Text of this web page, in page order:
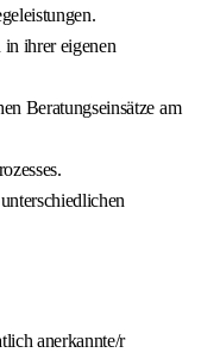
ihrer eigenen
Beratungseinsätze am
anerkannte/r